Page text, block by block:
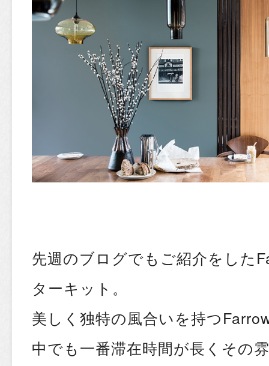
先週のブログでもご紹介をした
ターキット。
美しく独特の風合いを持つ
中でも一番滞在時間が長くその